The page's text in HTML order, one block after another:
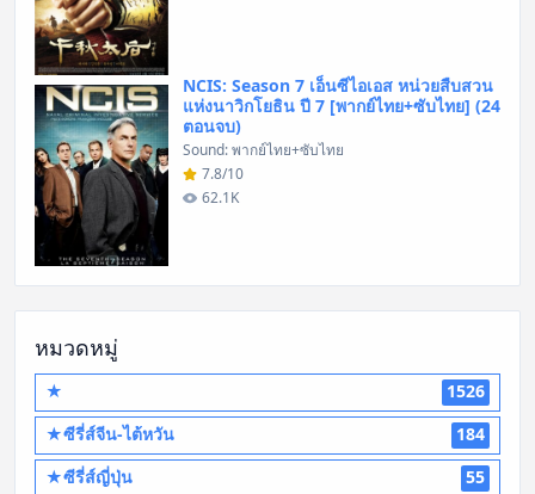
NCIS: Season 7 เอ็นซีไอเอส หน่วยสืบสวน
แห่งนาวิกโยธิน ปี 7 [พากย์ไทย+ซับไทย] (24
ตอนจบ)
Sound: พากย์ไทย+ซับไทย
7.8/10
62.1K
หมวดหมู่
★
1526
★ซีรี่ส์จีน-ไต้หวัน
184
★ซีรี่ส์ญี่ปุ่น
55